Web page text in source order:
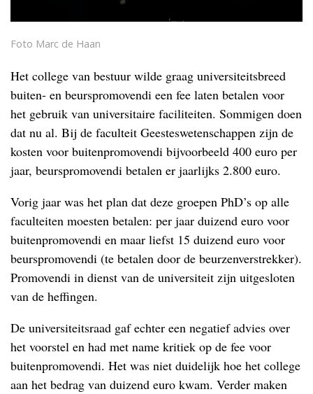
Foto Marc de Haan
Het college van bestuur wilde graag universiteitsbreed
buiten- en beurspromovendi een fee laten betalen voor
het gebruik van universitaire faciliteiten. Sommigen doen
dat nu al. Bij de faculteit Geesteswetenschappen zijn de
kosten voor buitenpromovendi bijvoorbeeld 400 euro per
jaar, beurspromovendi betalen er jaarlijks 2.800 euro.
Vorig jaar was het plan dat deze groepen PhD’s op alle
faculteiten moesten betalen: per jaar duizend euro voor
buitenpromovendi en maar liefst 15 duizend euro voor
beurspromovendi (te betalen door de beurzenverstrekker).
Promovendi in dienst van de universiteit zijn uitgesloten
van de heffingen.
De universiteitsraad gaf echter een negatief advies over
het voorstel en had met name kritiek op de fee voor
buitenpromovendi. Het was niet duidelijk hoe het college
aan het bedrag van duizend euro kwam. Verder maken